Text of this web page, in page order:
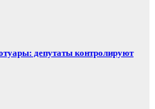
депутаты контролируют